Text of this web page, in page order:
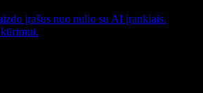
įrašus nuo nulio su AI įrankiais.